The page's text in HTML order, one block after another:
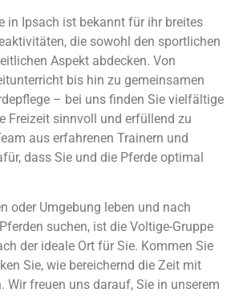
in Ipsach ist bekannt für ihr breites
die sowohl den sportlichen
Aspekt abdecken. Von
bis hin zu gemeinsamen
– bei uns finden Sie vielfältige
Freizeit sinnvoll und erfüllend zu
aus erfahrenen Trainern und
dass Sie und die Pferde optimal
oder Umgebung leben und nach
suchen, ist die Voltige-Gruppe
der ideale Ort für Sie. Kommen Sie
Sie, wie bereichernd die Zeit mit
Wir freuen uns darauf, Sie in unserem